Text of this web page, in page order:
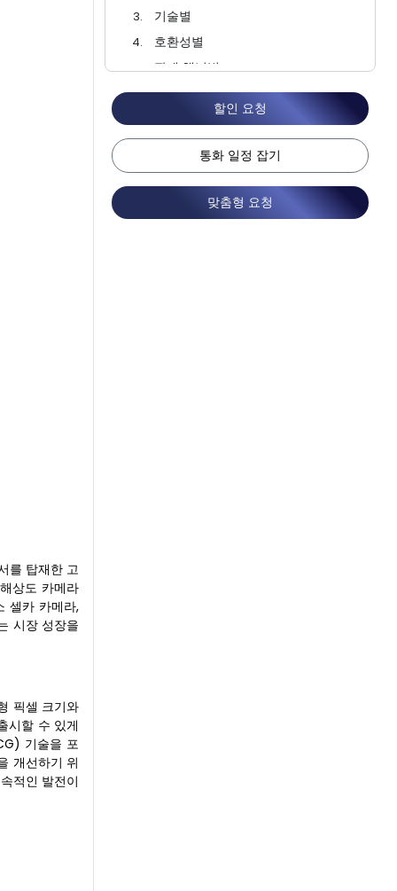
를 탑재한 고
상도 카메라
셀카 카메라,
시장 성장을
픽셀 크기와
시할 수 있게
기술을 포
개선하기 위
적인 발전이
기술별
호환성별
판매 채널별
애플리케이션별
경쟁 환경
FAQ
할인 요청
통화 일정 잡기
맞춤형 요청